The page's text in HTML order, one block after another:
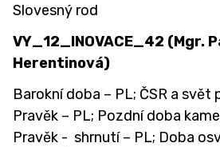
Slovesný rod
VY_12_INOVACE_42 (Mgr.
Herentinová)
Barokní doba – PL; ČSR a svět
Pravěk – PL; Pozdní doba
Pravěk - shrnutí – PL; Doba